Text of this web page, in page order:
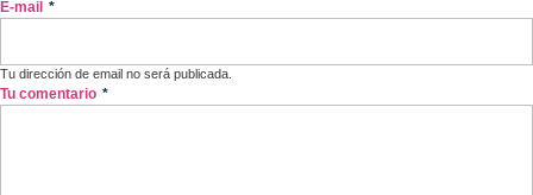
E-mail *
Tu dirección de email no será publicada.
Tu comentario *